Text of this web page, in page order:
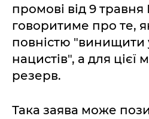
промові від 9 травня
говоритиме про те,
повністю "винищити
нацистів", а для цієї
резерв.
Така заява може